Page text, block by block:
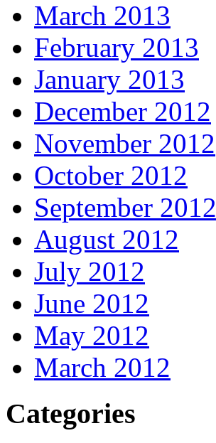
March 2013
February 2013
January 2013
December 2012
November 2012
October 2012
September 2012
August 2012
July 2012
June 2012
May 2012
March 2012
Categories